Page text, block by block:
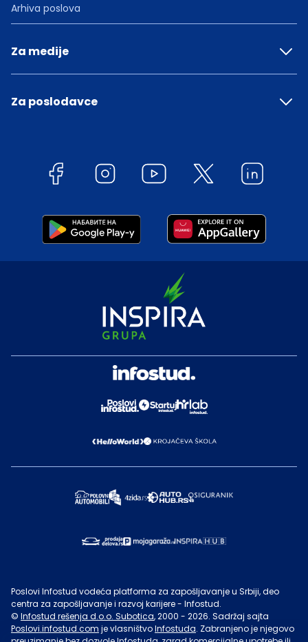
Arhiva poslova
Za medije
Za poslodavce
Poslovi Infostud vodeća platforma za zapošljavanje u Srbiji, deo
centra za zapošljavanje i razvoj karijere - Infostud.
© Infostud rešenja d.o.o. Subotica, 2000 - 2026. Sadržaj sajta
Poslovi.infostud.com je vlasništvoInfostuda. Zabranjeno je njegovo